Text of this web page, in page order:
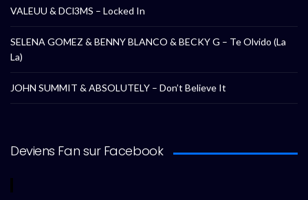
VALEUU & DCl3MS – Locked In
SELENA GOMEZ & BENNY BLANCO & BECKY G – Te Olvido (La
La)
JOHN SUMMIT & ABSOLUTELY – Don’t Believe It
Deviens Fan sur Facebook